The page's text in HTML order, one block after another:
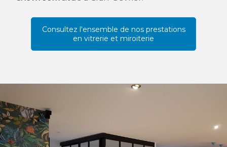
Consultez l'ensemble de nos prestations
en vitrerie et miroiterie